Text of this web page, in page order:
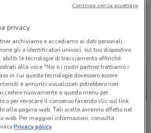
2.5 km
Acqua & Sapone
Scade martedì
privacy
archiviamo e accediamo ai dati personali,
gli o identificatori univoci, sul tuo dispositivo.
abiliti le tecnologie di tracciamento affinché
alla voce "Noi e i nostri partner trattiamo i
in cui queste tecnologie dovessero essere
e annunci visualizzati potrebbero non
nuovamente a questo menu per
o per revocare il consenso facendo clic sul link
alla pagina web. Tali scelte avranno effetto nel
web. Per maggiori informazioni, consulta
Privacy policy
Continua senza accettare